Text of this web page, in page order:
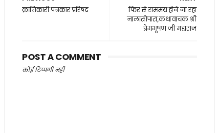
फिर से राममय होने जा रहा
नालासोपारा,कथावाचक श्री
प्रेमभूषण जी महाराज
क्रांतिकारी पत्रकार प्ररिषद
POST A COMMENT
कोई टिप्पणी नहीं